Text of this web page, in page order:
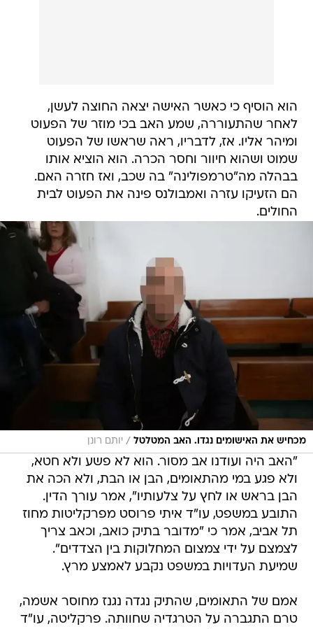
הוא הוסיף כי כאשר האישה יצאה החוצה לעשן,
לאחר שהתעוררה, שמע האב בכי מוזר של הפעוט
ומיהר אליו. אז, לדבריו, ראה שראשו של הפעוט
שמוט ושהוא חיוור וחסר הכרה. הוא הוציא אותו
בבהלה מה"טרמפולינה" בה שכב, ואז חזרה האם.
הם הזעיקו עזרה ואמבולנס פינה את הפעוט לבית
החולים.
מכחיש את האישומים נגדו. האב המטלטל / יותם רונן
"האב היה ועודנו אב מסור. הוא לא פשע ולא חטא,
ולא פגע במי מהתאומים, הבן או הבת, ולא הכה את
הבן בראש או לחץ על צלעותיו", אמר עורך הדין.
התובע במשפט, עו"ד איתי פרוסט מפרקליטות מחוז
תל אביב, אמר כי "מדובר בתיק כואב, וכאב צריך
לצמצם על ידי צמצום המחלוקות בין הצדדים".
שמיעת העדויות במשפט נקבע לאמצע מרץ.
אמם של התאומים, שהתיק נגדה נגנז מחוסר אשמה,
טרם התגברה על הטרגדיה שחוותה. פרקליטה, עו"ד